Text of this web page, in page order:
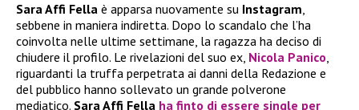
Sara Affi Fella è apparsa nuovamente su Instagram,
sebbene in maniera indiretta. Dopo lo scandalo che l’ha
coinvolta nelle ultime settimane, la ragazza ha deciso di
chiudere il profilo. Le rivelazioni del suo ex, Nicola Panico,
riguardanti la truffa perpetrata ai danni della Redazione e
del pubblico hanno sollevato un grande polverone
mediatico. Sara Affi Fella ha finto di essere single per